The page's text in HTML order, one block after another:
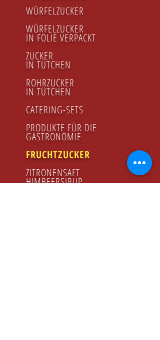
WÜRFELZUCKER
WÜRFELZUCKER
IN FOLIE VERPACKT
ZUCKER
IN TÜTCHEN
ROHRZUCKER
IN TÜTCHEN
CATERING-SETS
PRODUKTE FÜR DIE
GASTRONOMIE
FRUCHTZUCKER
ZITRONENSAFT
HIMBEERSIRUP